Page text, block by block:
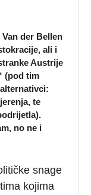
der Bellen
ali i
Austrije
(pod tim
te
no ne i
snage
kojima